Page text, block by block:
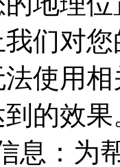
们对
使用
的效果
息：为